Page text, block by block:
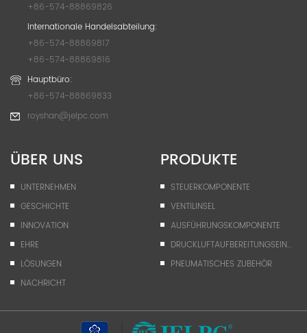
+86-574-88869826
Internationale Handelsabteilung:
+86-574-88869817
+86-574-88869816
Hauptbüro:
+86-574-88869833
royshan@jelpc.com
ÜBER UNS
UNTERNEHMEN
GESCHICHTE
INNOVATION
EHRE
LÖSUNGEN
NACHRICHT
PRODUKTE
STEUERKOMPONENTE
VENTILINSEL
AUSFÜHRUNGSKOMPONENTE
DRUCKLUFTAUFBEREITUNGSEINHEIT
PNEUMATISCHES ZUBEHÖR